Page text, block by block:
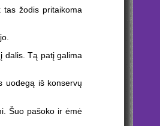
žodis pritaikoma
dalis. Tą patį galima
uodegą iš konservų
Šuo pašoko ir ėmė